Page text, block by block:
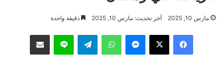
مارس 10, 2025 آخر تحديث: مارس 10, 2025 دقيقة واحدة
فيسبوك ‫X ماسنجر واتساب تيلقرام لاين مشاركة عبر البريد